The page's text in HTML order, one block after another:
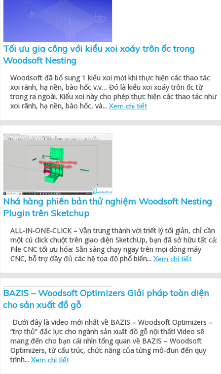
Tối ưu gia công với kiểu xoi xoáy trôn ốc trong
Woodsoft Nesting
Woodsoft đã bổ sung 1 kiểu xoi mới khi thực hiện các thao tác
xoi rãnh, hạ nền, bào hốc v.v… Đó là kiểu xoi xoáy trôn ốc từ
trong ra ngoài. Kiểu xoi này cho phép thực hiện các thao tác như
xoi rãnh, hạ nền, bào hốc, và... Xem chi tiết
Nhá hàng phiên bản thử nghiệm Woodsoft Nesting
Plugin trên Sketchup
ALL-IN-ONE-CLICK – Vẫn trung thành với triết lý tối giản, chỉ cần
một cú click chuột trên giao diện SketchUp, bạn đã sở hữu tất cả:
File CNC tối ưu hóa: Sẵn sàng chạy ngay trên mọi dòng máy
CNC, hỗ trợ đầy đủ các hệ tọa độ phổ biến... Xem chi tiết
BAZIS – Woodsoft Optimizers Giải pháp toàn diện
cho sản xuất đồ gỗ
Dưới đây là video mới nhất về BAZIS – Woodsoft Optimizers –
“trợ thủ” đắc lực cho ngành sản xuất đồ gỗ nội thất! Video sẽ
mang đến cho bạn cái nhìn tổng quan về BAZIS – Woodsoft
Optimizers, từ cấu trúc, chức năng của từng mô-đun đến quy
trình... Xem chi tiết